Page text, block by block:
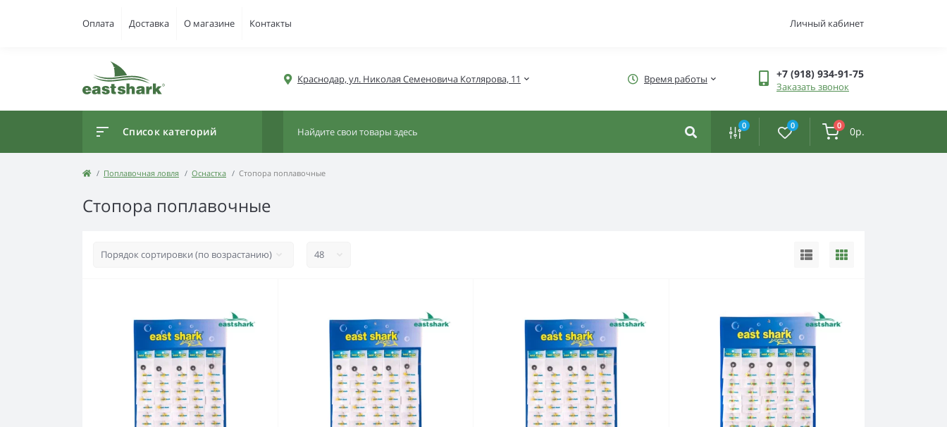
Оплата Доставка О магазине Контакты Личный кабинет
Краснодар, ул. Николая Семеновича Котлярова, 11 Время работы +7 (918) 934-91-75
Заказать звонок
Список категорий 0 0 0 0р.
Поплавочная ловля Оснастка Стопора поплавочные
Стопора поплавочные